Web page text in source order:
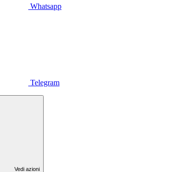
Whatsapp
Telegram
Vedi azioni